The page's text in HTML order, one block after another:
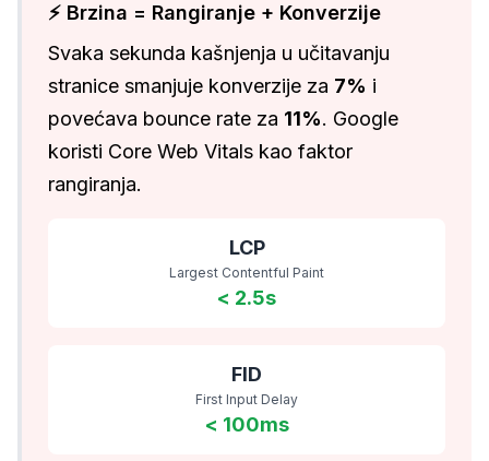
⚡ Brzina = Rangiranje + Konverzije
Svaka sekunda kašnjenja u učitavanju
stranice smanjuje konverzije za 7% i
povećava bounce rate za 11%. Google
koristi Core Web Vitals kao faktor
rangiranja.
LCP
Largest Contentful Paint
< 2.5s
FID
First Input Delay
< 100ms